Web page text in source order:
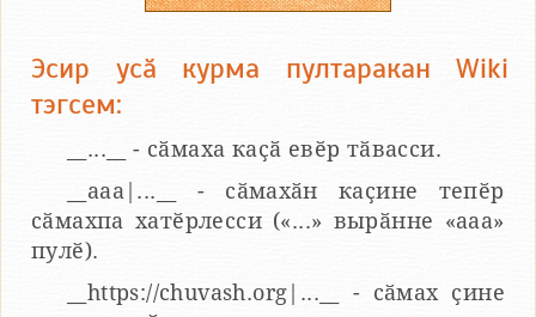
Эсир усӑ курма пултаракан Wiki
тэгсем:
__...__ - сӑмаха каҫӑ евӗр тӑвасси.
__aaa|...__ - сӑмахӑн каҫине тепӗр
сӑмахпа хатӗрлесси («...» вырӑнне «ааа»
пулӗ).
__https://chuvash.org|...__ - сӑмах ҫине